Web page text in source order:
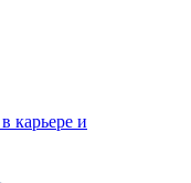
карьере и